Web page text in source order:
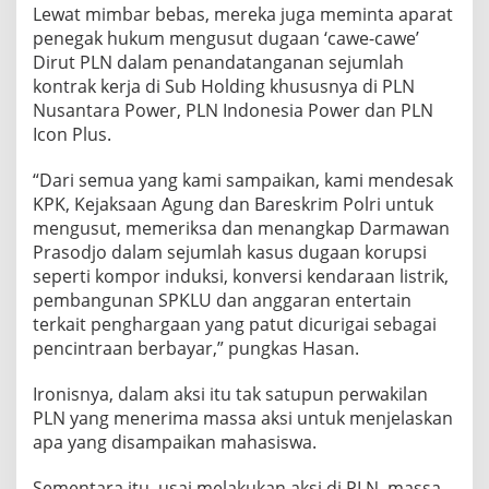
Lewat mimbar bebas, mereka juga meminta aparat
penegak hukum mengusut dugaan ‘cawe-cawe’
Dirut PLN dalam penandatanganan sejumlah
kontrak kerja di Sub Holding khususnya di PLN
Nusantara Power, PLN Indonesia Power dan PLN
Icon Plus.
“Dari semua yang kami sampaikan, kami mendesak
KPK, Kejaksaan Agung dan Bareskrim Polri untuk
mengusut, memeriksa dan menangkap Darmawan
Prasodjo dalam sejumlah kasus dugaan korupsi
seperti kompor induksi, konversi kendaraan listrik,
pembangunan SPKLU dan anggaran entertain
terkait penghargaan yang patut dicurigai sebagai
pencintraan berbayar,” pungkas Hasan.
Ironisnya, dalam aksi itu tak satupun perwakilan
PLN yang menerima massa aksi untuk menjelaskan
apa yang disampaikan mahasiswa.